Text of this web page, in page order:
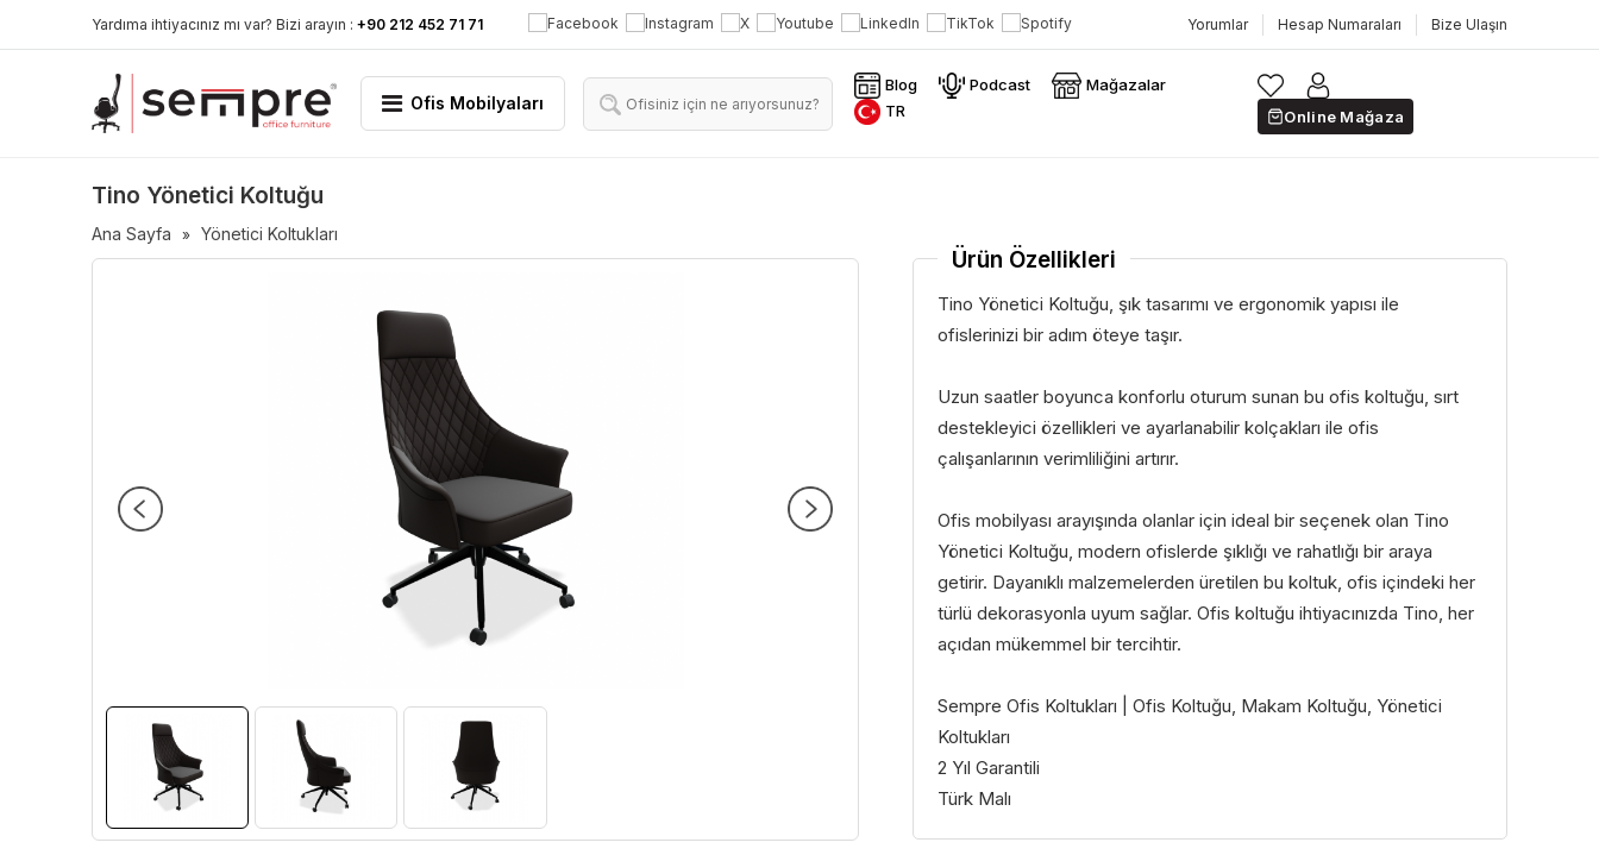
Yardıma ihtiyacınız mı var? Bizi arayın : +90 212 452 71 71 Yorumlar Hesap Numaraları Bize Ulaşın
Ofis Mobilyaları
Blog Podcast
Mağazalar
TR
Online Mağaza
Tino Yönetici Koltuğu
Ana Sayfa » Yönetici Koltukları
Ürün Özellikleri
Tino Yönetici Koltuğu, şık tasarımı ve ergonomik yapısı ile
ofislerinizi bir adım öteye taşır.
Uzun saatler boyunca konforlu oturum sunan bu ofis koltuğu, sırt
destekleyici özellikleri ve ayarlanabilir kolçakları ile ofis
çalışanlarının verimliliğini artırır.
Ofis mobilyası arayışında olanlar için ideal bir seçenek olan Tino
Yönetici Koltuğu, modern ofislerde şıklığı ve rahatlığı bir araya
getirir. Dayanıklı malzemelerden üretilen bu koltuk, ofis içindeki her
türlü dekorasyonla uyum sağlar. Ofis koltuğu ihtiyacınızda Tino, her
açıdan mükemmel bir tercihtir.
Sempre Ofis Koltukları | Ofis Koltuğu, Makam Koltuğu, Yönetici
Koltukları
2 Yıl Garantili
Türk Malı